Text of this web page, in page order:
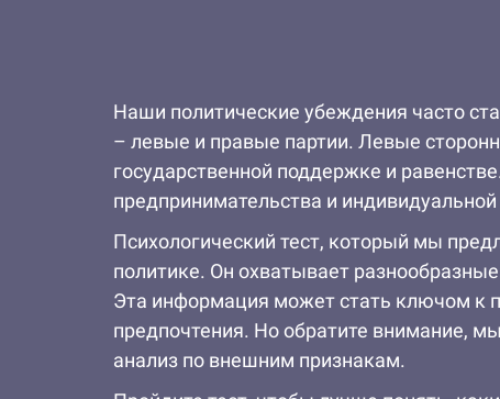
Наши политические убеждения часто
– левые и правые партии. Левые
государственной поддержке и
предпринимательства и индивидуальной
Психологический тест, который мы
политике. Он охватывает
Эта информация может стать ключом к
предпочтения. Но обратите внимание,
анализ по внешним признакам.